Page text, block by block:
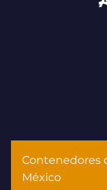
Contenedores
México